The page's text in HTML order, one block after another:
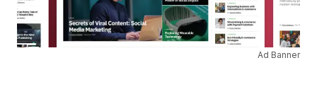
Ad Banner